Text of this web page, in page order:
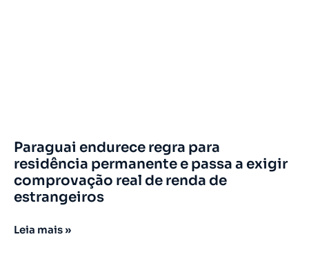
Paraguai endurece regra para
residência permanente e passa a exigir
comprovação real de renda de
estrangeiros
Leia mais »